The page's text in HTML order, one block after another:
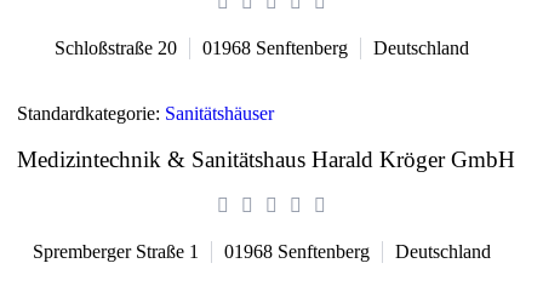
Schloßstraße 20 01968 Senftenberg Deutschland
Standardkategorie: Sanitätshäuser
Medizintechnik & Sanitätshaus Harald Kröger GmbH
Spremberger Straße 1 01968 Senftenberg Deutschland